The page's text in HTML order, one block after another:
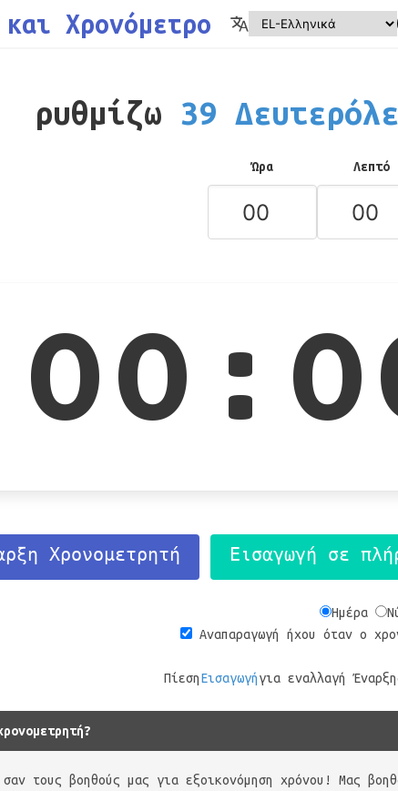
Χρονόμετρο
ρυθμίζω 39
Ώρα Λεπτό
Χρονομετρητή Εισαγωγή σε
Ημέρα
Αναπαραγωγή ήχου όταν ο
ΠίεσηΕισαγωγήγια εναλλαγή
τους βοηθούς μας για εξοικονόμηση χρόνου! Μας